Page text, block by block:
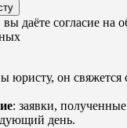
даёте согласие на
юристу, он свяжется
: заявки,
день.